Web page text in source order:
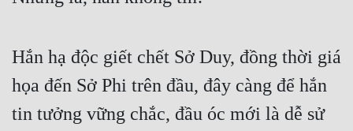
Dã Sử
Dị Giới
Hắn hạ độc giết chết Sở Duy, đồng thời giá
họa đến Sở Phi trên đầu, đây càng để hắn
tin tưởng vững chắc, đầu óc mới là dễ sử